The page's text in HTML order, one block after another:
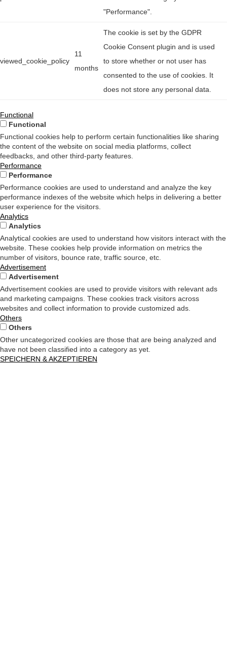
"Performance".
viewed_cookie_policy
11
months
The cookie is set by the GDPR
Cookie Consent plugin and is used
to store whether or not user has
consented to the use of cookies. It
does not store any personal data.
Functional
Functional
Functional cookies help to perform certain functionalities like sharing
the content of the website on social media platforms, collect
feedbacks, and other third-party features.
Performance
Performance
Performance cookies are used to understand and analyze the key
performance indexes of the website which helps in delivering a better
user experience for the visitors.
Analytics
Analytics
Analytical cookies are used to understand how visitors interact with the
website. These cookies help provide information on metrics the
number of visitors, bounce rate, traffic source, etc.
Advertisement
Advertisement
Advertisement cookies are used to provide visitors with relevant ads
and marketing campaigns. These cookies track visitors across
websites and collect information to provide customized ads.
Others
Others
Other uncategorized cookies are those that are being analyzed and
have not been classified into a category as yet.
SPEICHERN & AKZEPTIEREN